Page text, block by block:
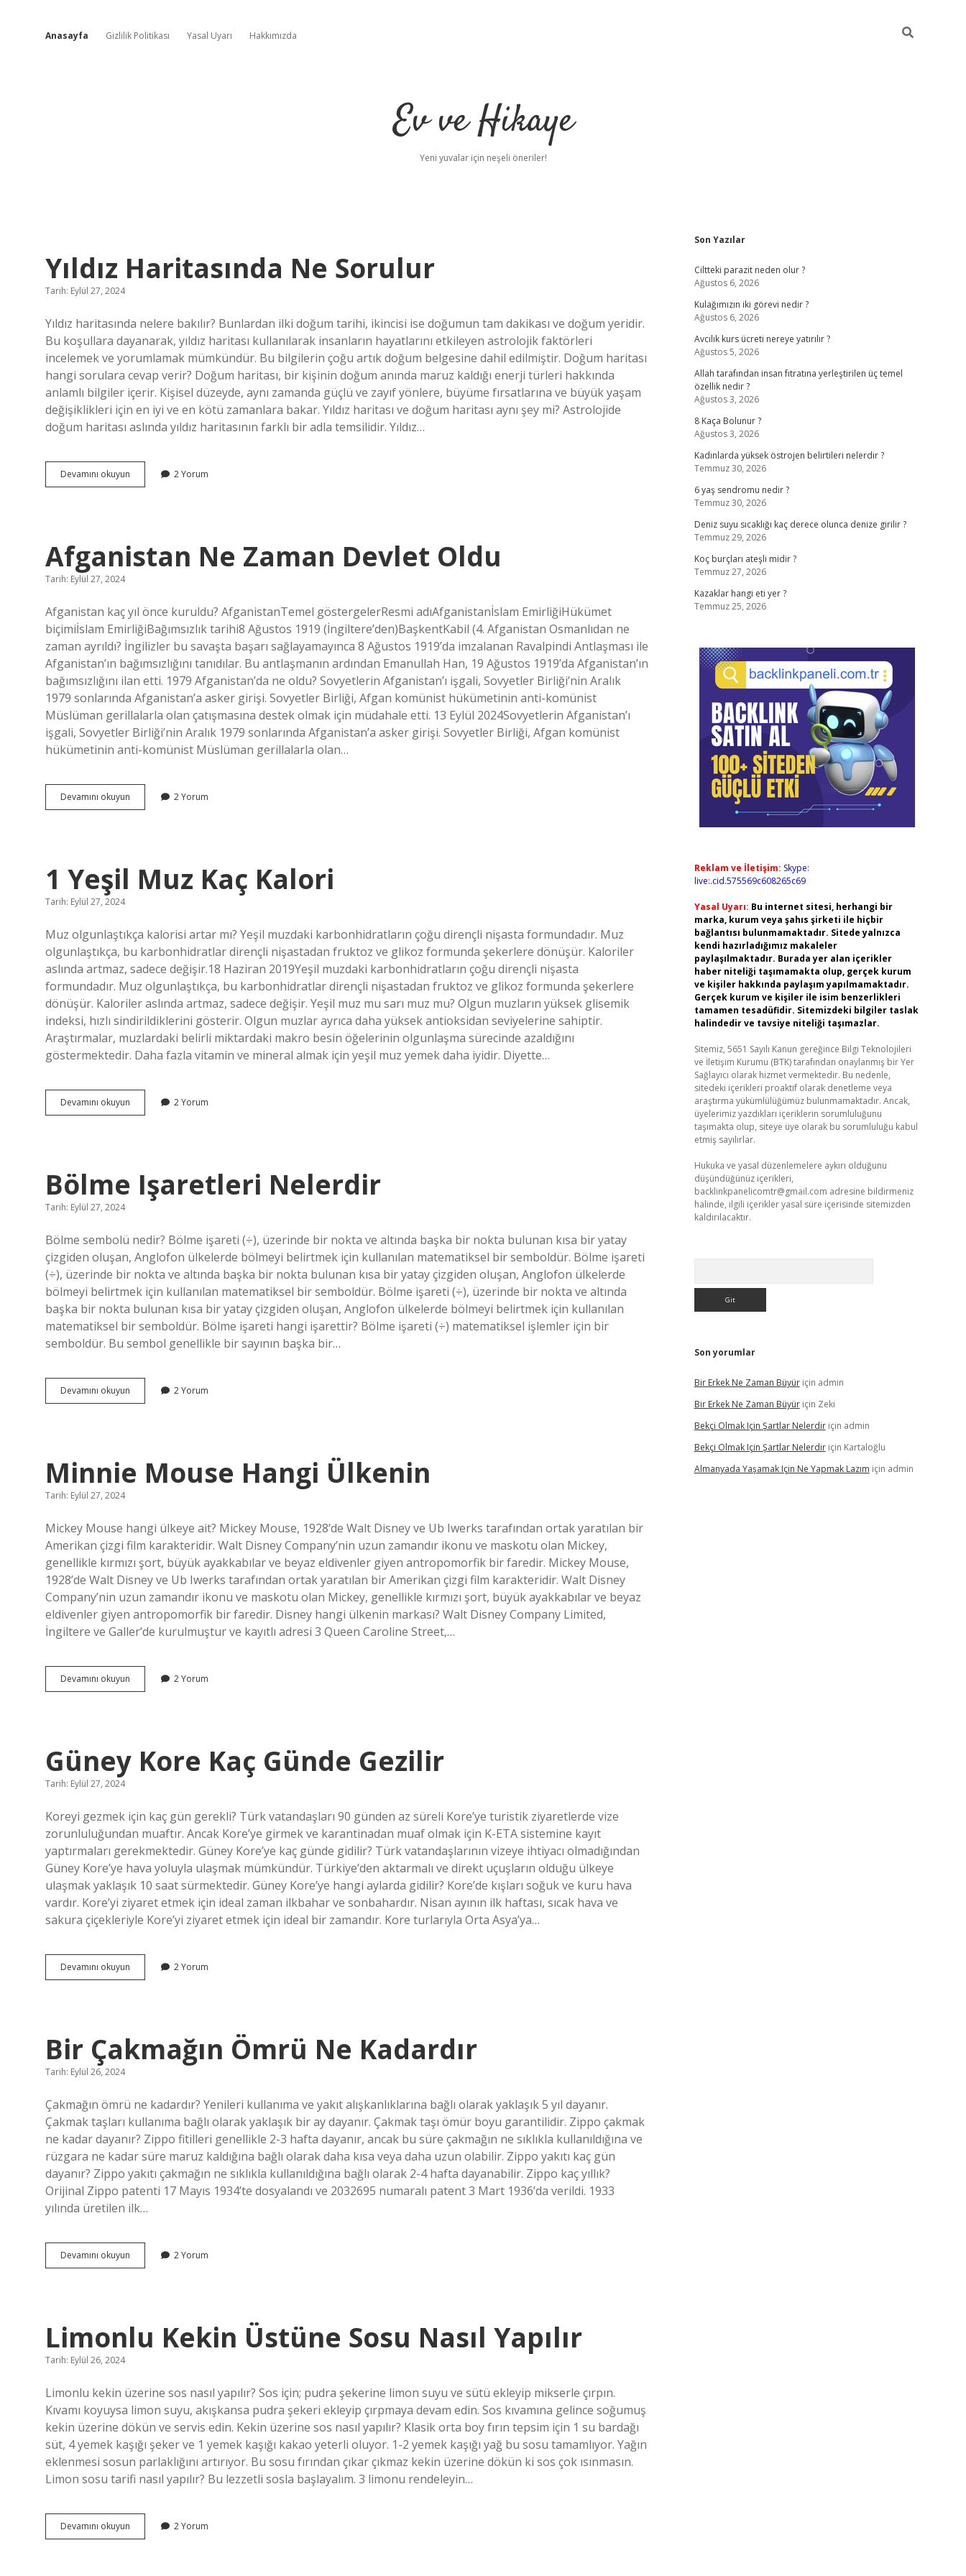
Anasayfa Gizlilik Politikası Yasal Uyarı Hakkımızda
Ev ve Hikaye
Yeni yuvalar için neşeli öneriler!
Ev
ve
Hikaye
Yazılar
Yıldız Haritasında Ne Sorulur
Tarih: Eylül 27, 2024
Yıldız haritasında nelere bakılır? Bunlardan ilki doğum tarihi, ikincisi ise doğumun tam dakikası ve doğum yeridir.
Bu koşullara dayanarak, yıldız haritası kullanılarak insanların hayatlarını etkileyen astrolojik faktörleri
incelemek ve yorumlamak mümkündür. Bu bilgilerin çoğu artık doğum belgesine dahil edilmiştir. Doğum haritası
hangi sorulara cevap verir? Doğum haritası, bir kişinin doğum anında maruz kaldığı enerji türleri hakkında
anlamlı bilgiler içerir. Kişisel düzeyde, aynı zamanda güçlü ve zayıf yönlere, büyüme fırsatlarına ve büyük yaşam
değişiklikleri için en iyi ve en kötü zamanlara bakar. Yıldız haritası ve doğum haritası aynı şey mi? Astrolojide
doğum haritası aslında yıldız haritasının farklı bir adla temsilidir. Yıldız…
Devamını okuyun
Haritasında
2 Yorum
Afganistan Ne Zaman Devlet Oldu
Tarih: Eylül 27, 2024
Afganistan kaç yıl önce kuruldu? AfganistanTemel göstergelerResmi adıAfganistanİslam EmirliğiHükümet
biçimiİslam EmirliğiBağımsızlık tarihi8 Ağustos 1919 (İngiltere’den)BaşkentKabil (4. Afganistan Osmanlıdan ne
zaman ayrıldı? İngilizler bu savaşta başarı sağlayamayınca 8 Ağustos 1919’da imzalanan Ravalpindi Antlaşması ile
Afganistan’ın bağımsızlığını tanıdılar. Bu antlaşmanın ardından Emanullah Han, 19 Ağustos 1919’da Afganistan’ın
bağımsızlığını ilan etti. 1979 Afganistan’da ne oldu? Sovyetlerin Afganistan’ı işgali, Sovyetler Birliği’nin Aralık
1979 sonlarında Afganistan’a asker girişi. Sovyetler Birliği, Afgan komünist hükümetinin anti-komünist
Müslüman gerillalarla olan çatışmasına destek olmak için müdahale etti. 13 Eylül 2024Sovyetlerin Afganistan’ı
işgali, Sovyetler Birliği’nin Aralık 1979 sonlarında Afganistan’a asker girişi. Sovyetler Birliği, Afgan komünist
hükümetinin anti-komünist Müslüman gerillalarla olan…
Devamını okuyun Afganistan
Ne
2 Yorum
1 Yeşil Muz Kaç Kalori
Tarih: Eylül 27, 2024
Muz olgunlaştıkça kalorisi artar mı? Yeşil muzdaki karbonhidratların çoğu dirençli nişasta formundadır. Muz
olgunlaştıkça, bu karbonhidratlar dirençli nişastadan fruktoz ve glikoz formunda şekerlere dönüşür. Kaloriler
aslında artmaz, sadece değişir.18 Haziran 2019Yeşil muzdaki karbonhidratların çoğu dirençli nişasta
formundadır. Muz olgunlaştıkça, bu karbonhidratlar dirençli nişastadan fruktoz ve glikoz formunda şekerlere
dönüşür. Kaloriler aslında artmaz, sadece değişir. Yeşil muz mu sarı muz mu? Olgun muzların yüksek glisemik
indeksi, hızlı sindirildiklerini gösterir. Olgun muzlar ayrıca daha yüksek antioksidan seviyelerine sahiptir.
Araştırmalar, muzlardaki belirli miktardaki makro besin öğelerinin olgunlaşma sürecinde azaldığını
göstermektedir. Daha fazla vitamin ve mineral almak için yeşil muz yemek daha iyidir. Diyette…
Devamını okuyun
Yeşil
2 Yorum
Bölme Işaretleri Nelerdir
Tarih: Eylül 27, 2024
Bölme sembolü nedir? Bölme işareti (÷), üzerinde bir nokta ve altında başka bir nokta bulunan kısa bir yatay
çizgiden oluşan, Anglofon ülkelerde bölmeyi belirtmek için kullanılan matematiksel bir semboldür. Bölme işareti
(÷), üzerinde bir nokta ve altında başka bir nokta bulunan kısa bir yatay çizgiden oluşan, Anglofon ülkelerde
bölmeyi belirtmek için kullanılan matematiksel bir semboldür. Bölme işareti (÷), üzerinde bir nokta ve altında
başka bir nokta bulunan kısa bir yatay çizgiden oluşan, Anglofon ülkelerde bölmeyi belirtmek için kullanılan
matematiksel bir semboldür. Bölme işareti hangi işarettir? Bölme işareti (÷) matematiksel işlemler için bir
semboldür. Bu sembol genellikle bir sayının başka bir…
Devamını okuyun
Işaretleri
2 Yorum
Minnie Mouse Hangi Ülkenin
Tarih: Eylül 27, 2024
Mickey Mouse hangi ülkeye ait? Mickey Mouse, 1928’de Walt Disney ve Ub Iwerks tarafından ortak yaratılan bir
Amerikan çizgi film karakteridir. Walt Disney Company’nin uzun zamandır ikonu ve maskotu olan Mickey,
genellikle kırmızı şort, büyük ayakkabılar ve beyaz eldivenler giyen antropomorfik bir faredir. Mickey Mouse,
1928’de Walt Disney ve Ub Iwerks tarafından ortak yaratılan bir Amerikan çizgi film karakteridir. Walt Disney
Company’nin uzun zamandır ikonu ve maskotu olan Mickey, genellikle kırmızı şort, büyük ayakkabılar ve beyaz
eldivenler giyen antropomorfik bir faredir. Disney hangi ülkenin markası? Walt Disney Company Limited,
İngiltere ve Galler’de kurulmuştur ve kayıtlı adresi 3 Queen Caroline Street,…
Devamını okuyun
Mouse
2 Yorum
Güney Kore Kaç Günde Gezilir
Tarih: Eylül 27, 2024
Koreyi gezmek için kaç gün gerekli? Türk vatandaşları 90 günden az süreli Kore’ye turistik ziyaretlerde vize
zorunluluğundan muaftır. Ancak Kore’ye girmek ve karantinadan muaf olmak için K-ETA sistemine kayıt
yaptırmaları gerekmektedir. Güney Kore’ye kaç günde gidilir? Türk vatandaşlarının vizeye ihtiyacı olmadığından
Güney Kore’ye hava yoluyla ulaşmak mümkündür. Türkiye’den aktarmalı ve direkt uçuşların olduğu ülkeye
ulaşmak yaklaşık 10 saat sürmektedir. Güney Kore’ye hangi aylarda gidilir? Kore’de kışları soğuk ve kuru hava
vardır. Kore’yi ziyaret etmek için ideal zaman ilkbahar ve sonbahardır. Nisan ayının ilk haftası, sıcak hava ve
sakura çiçekleriyle Kore’yi ziyaret etmek için ideal bir zamandır. Kore turlarıyla Orta Asya’ya…
Devamını okuyun
Kore
2 Yorum
Bir Çakmağın Ömrü Ne Kadardır
Tarih: Eylül 26, 2024
Çakmağın ömrü ne kadardır? Yenileri kullanıma ve yakıt alışkanlıklarına bağlı olarak yaklaşık 5 yıl dayanır.
Çakmak taşları kullanıma bağlı olarak yaklaşık bir ay dayanır. Çakmak taşı ömür boyu garantilidir. Zippo çakmak
ne kadar dayanır? Zippo fitilleri genellikle 2-3 hafta dayanır, ancak bu süre çakmağın ne sıklıkla kullanıldığına ve
rüzgara ne kadar süre maruz kaldığına bağlı olarak daha kısa veya daha uzun olabilir. Zippo yakıtı kaç gün
dayanır? Zippo yakıtı çakmağın ne sıklıkla kullanıldığına bağlı olarak 2-4 hafta dayanabilir. Zippo kaç yıllık?
Orijinal Zippo patenti 17 Mayıs 1934’te dosyalandı ve 2032695 numaralı patent 3 Mart 1936’da verildi. 1933
yılında üretilen ilk…
Devamını okuyun
Çakmağın
2 Yorum
Limonlu Kekin Üstüne Sosu Nasıl Yapılır
Tarih: Eylül 26, 2024
Limonlu kekin üzerine sos nasıl yapılır? Sos için; pudra şekerine limon suyu ve sütü ekleyip mikserle çırpın.
Kıvamı koyuysa limon suyu, akışkansa pudra şekeri ekleyip çırpmaya devam edin. Sos kıvamına gelince soğumuş
kekin üzerine dökün ve servis edin. Kekin üzerine sos nasıl yapılır? Klasik orta boy fırın tepsim için 1 su bardağı
süt, 4 yemek kaşığı şeker ve 1 yemek kaşığı kakao yeterli oluyor. 1-2 yemek kaşığı yağ bu sosu tamamlıyor. Yağın
eklenmesi sosun parlaklığını artırıyor. Bu sosu fırından çıkar çıkmaz kekin üzerine dökün ki sos çok ısınmasın.
Limon sosu tarifi nasıl yapılır? Bu lezzetli sosla başlayalım. 3 limonu rendeleyin…
Devamını okuyun Limonlu
Kekin
2 Yorum
Sidebar
Son Yazılar
Ciltteki parazit neden olur ?
Ağustos 6, 2026
Kulağımızın iki görevi nedir ?
Ağustos 6, 2026
Avcılık kurs ücreti nereye yatırılır ?
Ağustos 5, 2026
Allah tarafından insan fıtratına yerleştirilen üç temel
özellik nedir ?
Ağustos 3, 2026
8 Kaça Bolunur ?
Ağustos 3, 2026
Kadınlarda yüksek östrojen belirtileri nelerdir ?
Temmuz 30, 2026
6 yaş sendromu nedir ?
Temmuz 30, 2026
Deniz suyu sıcaklığı kaç derece olunca denize girilir ?
Temmuz 29, 2026
Koç burçları ateşli midir ?
Temmuz 27, 2026
Kazaklar hangi eti yer ?
Temmuz 25, 2026
Reklam ve İletişim: Skype:
live:.cid.575569c608265c69
Yasal Uyarı: Bu internet sitesi, herhangi bir
marka, kurum veya şahıs şirketi ile hiçbir
bağlantısı bulunmamaktadır. Sitede yalnızca
kendi hazırladığımız makaleler
paylaşılmaktadır. Burada yer alan içerikler
haber niteliği taşımamakta olup, gerçek kurum
ve kişiler hakkında paylaşım yapılmamaktadır.
Gerçek kurum ve kişiler ile isim benzerlikleri
tamamen tesadüfidir. Sitemizdeki bilgiler taslak
halindedir ve tavsiye niteliği taşımazlar.
Sitemiz, 5651 Sayılı Kanun gereğince Bilgi Teknolojileri
ve İletişim Kurumu (BTK) tarafından onaylanmış bir Yer
Sağlayıcı olarak hizmet vermektedir. Bu nedenle,
sitedeki içerikleri proaktif olarak denetleme veya
araştırma yükümlülüğümüz bulunmamaktadır. Ancak,
üyelerimiz yazdıkları içeriklerin sorumluluğunu
taşımakta olup, siteye üye olarak bu sorumluluğu kabul
etmiş sayılırlar.
Hukuka ve yasal düzenlemelere aykırı olduğunu
düşündüğünüz içerikleri,
backlinkpanelicomtr@gmail.com adresine bildirmeniz
halinde, ilgili içerikler yasal süre içerisinde sitemizden
kaldırılacaktır.
Son yorumlar
Bir Erkek Ne Zaman Büyüriçin admin
Bir Erkek Ne Zaman Büyüriçin Zeki
Bekçi Olmak Için Şartlar Nelerdiriçin admin
Bekçi Olmak Için Şartlar Nelerdiriçin Kartaloğlu
Almanyada Yaşamak Için Ne Yapmak Lazım için admin